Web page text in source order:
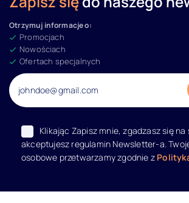
Otrzymuj informacje o:
Promocjach
Nowościach
Ofertach specjalnych
Klikając Zapisz mnie, zgadzasz się na
akceptujesz regulamin Newsletter-a.
osobowe przetwarzamy zgodnie z